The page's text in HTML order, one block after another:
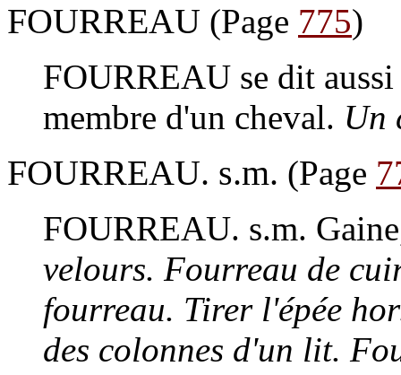
FOURREAU (Page 775)
FOURREAU se dit
membre d'un cheval. Un
FOURREAU. s.m. (Page
FOURREAU. s.m.
velours. Fourreau de
fourreau. Tirer l'épée
des colonnes d'un lit.